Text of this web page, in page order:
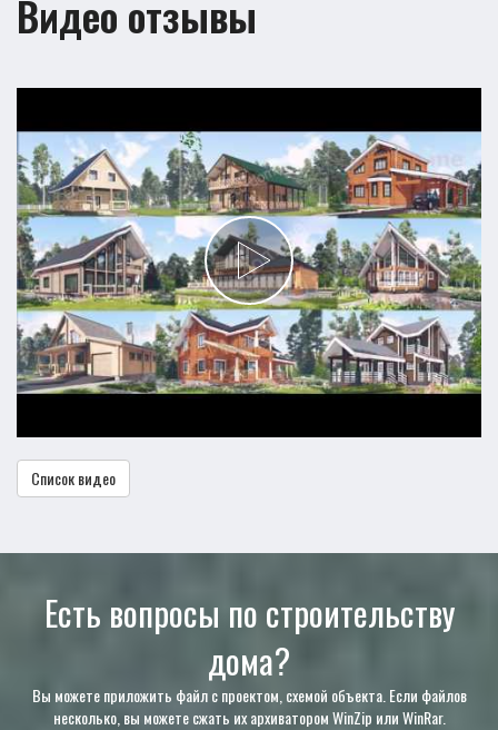
Видео отзывы
Список видео
Есть вопросы по строительству
дома?
Вы можете приложить файл с проектом, схемой объекта. Если файлов
несколько, вы можете сжать их архиватором WinZip или WinRar.